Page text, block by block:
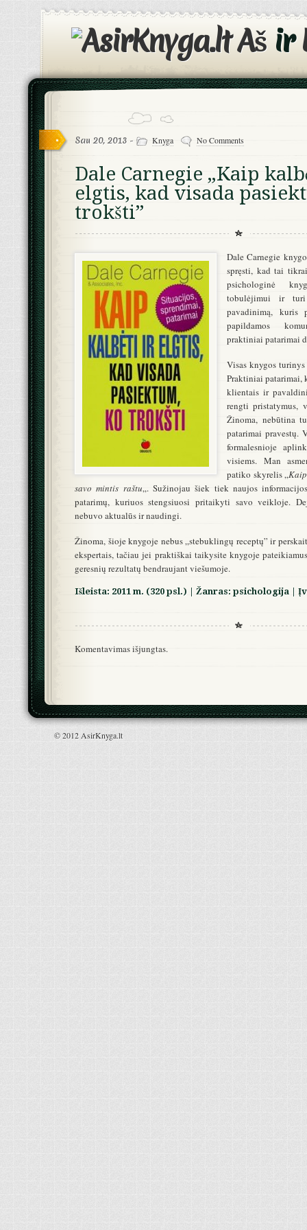
Ašir
Sau 20, 2013 - Knyga No Comments
Dale Carnegie „Kaip
elgtis, kad visada
trokšti”
Dale Carnegie
spręsti, kad tai
psichologinė
tobulėjimui ir
pavadinimą, kuris
papildamos
praktiniai patarimai
Visas knygos
Praktiniai patarimai,
klientais ir
rengti pristatymus,
Žinoma, nebūtina
patarimai pravestų.
formalesnioje
visiems. Man
patiko skyrelis „
savo mintis raštu„. Sužinojau šiek tiek naujos
patarimų, kuriuos stengsiuosi pritaikyti savo veikloje.
nebuvo aktualūs ir naudingi.
Žinoma, šioje knygoje nebus „stebuklingų receptų” ir
ekspertais, tačiau jei praktiškai taikysite knygoje
geresnių rezultatų bendraujant viešumoje.
Išleista: 2011 m. (320 psl.) | Žanras: psichologija |
Komentavimas išjungtas.
© 2012 AsirKnyga.lt